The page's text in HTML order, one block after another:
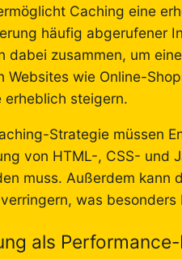
Caching eine
häufig abgerufener
dabei zusammen, um eine
Websites wie Online-
erheblich steigern.
Strategie müssen
von HTML-, CSS-
muss. Außerdem kann
was besonders
als